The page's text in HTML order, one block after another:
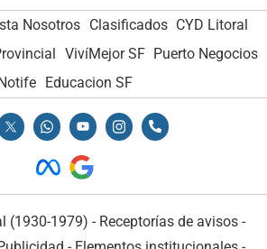
Nosotros Clasificados CYD Litoral
VivíMejor SF Puerto Negocios
Notife
Educacion SF
(1930-1979) - Receptorías de avisos -